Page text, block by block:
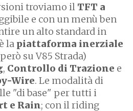
troviamo il TFT a
e con un menù ben
un alto standard in
la piattaforma inerziale
su V85 Strada)
, Controllo di Trazione e
Wire. Le modalità di
"di base" per tutti i
e Rain; con il riding